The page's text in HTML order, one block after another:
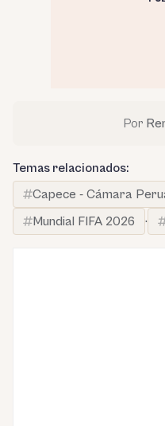
Por
Temas relacionados:
Capece - Cámara
Mundial FIFA 2026
·